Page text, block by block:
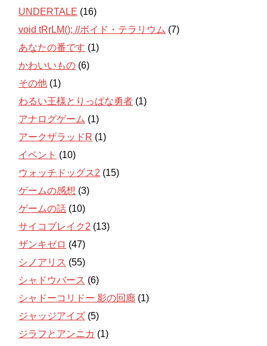
UNDERTALE (16)
void tRrLM(); //ボイド・テラリウム (7)
あなたの番です (1)
かわいいもの (6)
その他 (1)
わるい王様とりっぱな勇者 (1)
アナログゲーム (1)
アークザラッドR (1)
イベント (10)
ウォッチドッグス2 (15)
ゲームの感想 (3)
ゲームの話 (10)
サイコブレイク2 (13)
ザンキゼロ (47)
シノアリス (55)
シャドウバース (6)
シャドーコリドー 影の回廊 (1)
ジャッジアイズ (5)
ジラフとアンニカ (1)